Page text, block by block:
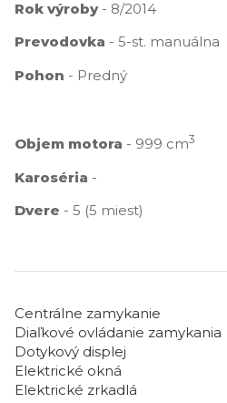
Rok výroby - 8/2014
Prevodovka - 5-st. manuálna
Pohon - Predný
Objem motora - 999 cm3
Karoséria -
Dvere - 5 (5 miest)
Centrálne zamykanie
Diaľkové ovládanie zamykania
Dotykový displej
Elektrické okná
Elektrické zrkadlá